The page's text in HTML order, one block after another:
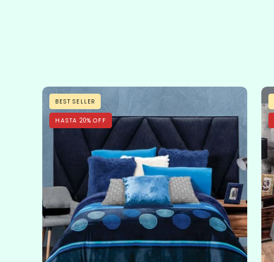
Cobertor
Flannel
Con
Borrega
Sfera
BEST SELLER
HASTA 20% OFF